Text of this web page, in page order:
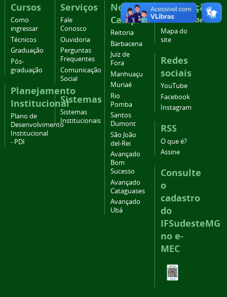
Cursos
Como
ingressar
Técnicos
Graduação
Pós-
graduação
Planejamento
Institucional
Plano de
Desenvolvimento
Institucional
- PDI
Serviços
Fale
Conosco
Ouvidoria
Perguntas
Frequentes
Comunicação
Social
Sistemas
Sistemas
Institucionais
Nossos
Campi
Reitoria
Barbacena
Juiz de
Fora
Manhuaçu
Muriaé
Rio
Pomba
Santos
Dumont
São João
del-Rei
Avançado
Bom
Sucesso
Avançado
Cataguases
Avançado
Ubá
Navegação
Acessibilidade
Mapa do
site
Redes
sociais
YouTube
Facebook
Instagram
RSS
O que é?
Assine
Consulte
o
cadastro
do
IFSudesteMG
no e-
MEC